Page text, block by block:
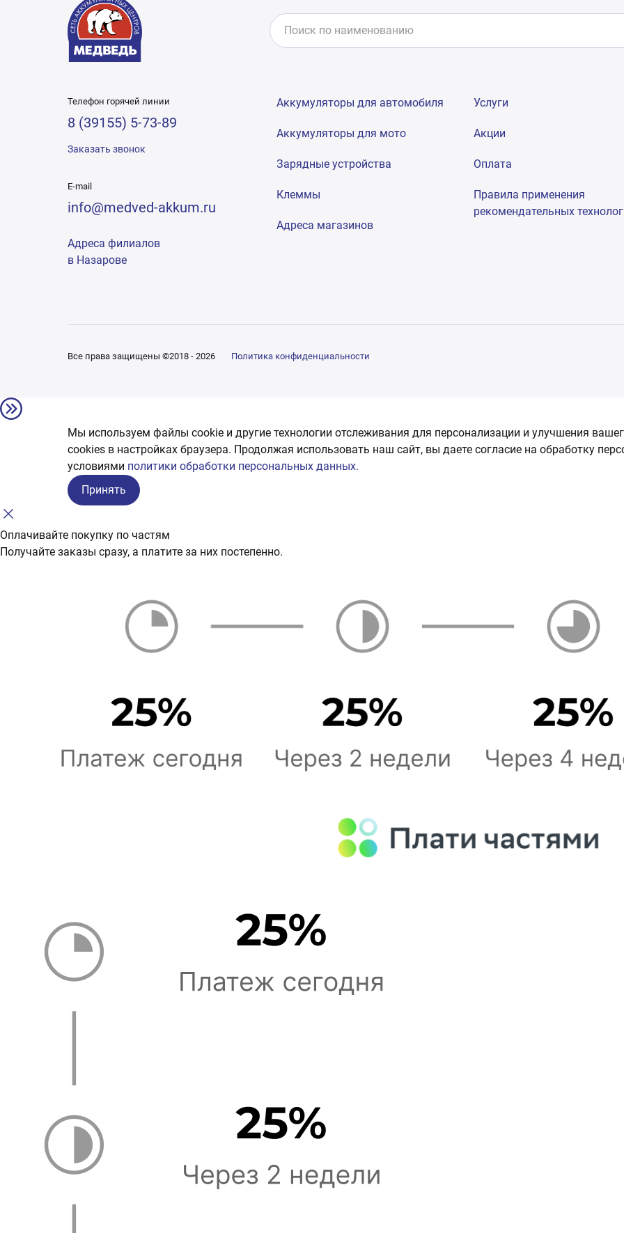
Телефон горячей линии
8 (39155) 5-73-89
Заказать звонок
E-mail
info@medved-akkum.ru
Адреса филиалов
в Назарове
Аккумуляторы для автомобиля
Аккумуляторы для мото
Зарядные устройства
Клеммы
Адреса магазинов
Услуги
Акции
Оплата
Правила применения
рекомендательных
Все права защищены ©2018 - 2026 Политика конфиденциальности
Мы используем файлы cookie и другие технологии отслеживания для персонализации и улучшения
сookies в настройках браузера. Продолжая использовать наш сайт, вы даете согласие на обработку
условиями политики обработки персональных данных.
Принять
Оплачивайте покупку по частям
Получайте заказы сразу, а платите за них постепенно.